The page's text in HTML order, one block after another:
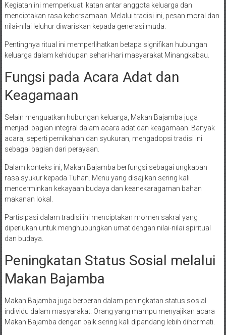
Kegiatan ini memperkuat ikatan antar anggota keluarga dan
menciptakan rasa kebersamaan. Melalui tradisi ini, pesan moral dan
nilai-nilai leluhur diwariskan kepada generasi muda.
Pentingnya ritual ini memperlihatkan betapa signifikan hubungan
keluarga dalam kehidupan sehari-hari masyarakat Minangkabau.
Fungsi pada Acara Adat dan
Keagamaan
Selain menguatkan hubungan keluarga, Makan Bajamba juga
menjadi bagian integral dalam acara adat dan keagamaan. Banyak
acara, seperti pernikahan dan syukuran, mengadopsi tradisi ini
sebagai bagian dari perayaan.
Dalam konteks ini, Makan Bajamba berfungsi sebagai ungkapan
rasa syukur kepada Tuhan. Menu yang disajikan sering kali
mencerminkan kekayaan budaya dan keanekaragaman bahan
makanan lokal.
Partisipasi dalam tradisi ini menciptakan momen sakral yang
diperlukan untuk menghubungkan umat dengan nilai-nilai spiritual
dan budaya.
Peningkatan Status Sosial melalui
Makan Bajamba
Makan Bajamba juga berperan dalam peningkatan status sosial
individu dalam masyarakat. Orang yang mampu menyajikan acara
Makan Bajamba dengan baik sering kali dipandang lebih dihormati.